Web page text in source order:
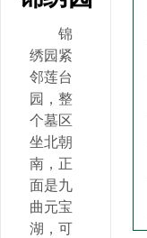
锦
绣园紧
邻莲台
园，整
个墓区
坐北朝
南，正
面是九
曲元宝
湖，可